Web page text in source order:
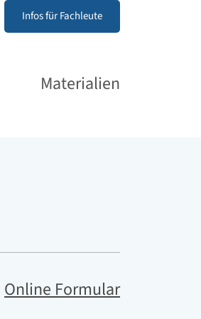
Infos für Fachleute
Untermenü für „Infos für Familien“
Materialien
Online Formular